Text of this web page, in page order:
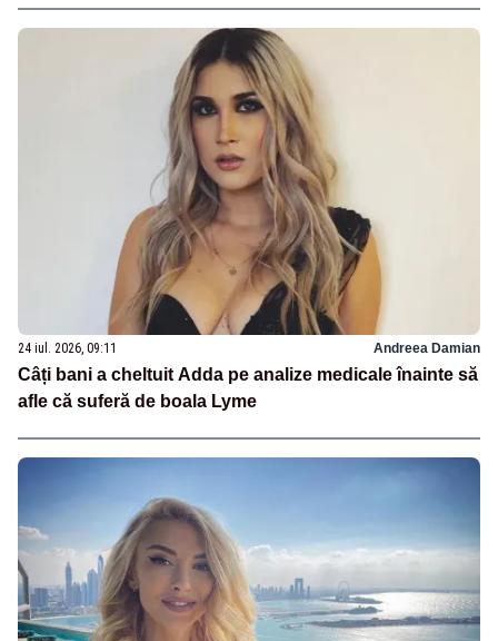
24 iul. 2026, 09:11 Andreea Damian
Câți bani a cheltuit Adda pe analize medicale înainte să
afle că suferă de boala Lyme